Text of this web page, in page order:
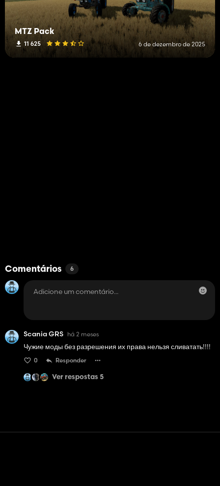
MTZ Pack
11 625 6 de dezembro de 2025
Comentários 6
Scania GRS há 2 meses
Чужие моды без разрешения их права нельзя сливатать!!!!
0 Responder
Ver respostas 5